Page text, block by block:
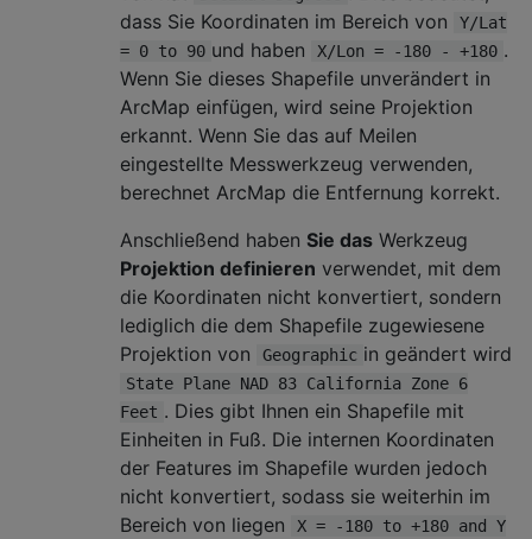
dass Sie Koordinaten im Bereich von
Y/Lat
= 0 to 90 und haben X/Lon = -180 - +180 .
Wenn Sie dieses Shapefile unverändert in
ArcMap einfügen, wird seine Projektion
erkannt. Wenn Sie das auf Meilen
eingestellte Messwerkzeug verwenden,
berechnet ArcMap die Entfernung korrekt.
Anschließend haben Sie das Werkzeug
Projektion definieren verwendet, mit dem
die Koordinaten nicht konvertiert, sondern
lediglich die dem Shapefile zugewiesene
Projektion von
Geographic in geändert wird
State Plane NAD 83 California Zone 6
Feet . Dies gibt Ihnen ein Shapefile mit
Einheiten in Fuß. Die internen Koordinaten
der Features im Shapefile wurden jedoch
nicht konvertiert, sodass sie weiterhin im
Bereich von liegen
X = -180 to +180 and Y